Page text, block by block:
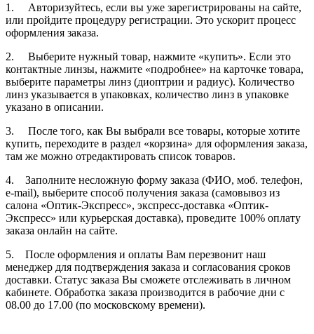
1. Авторизуйтесь, если вы уже зарегистрированы на сайте,
или пройдите процедуру регистрации. Это ускорит процесс
оформления заказа.
2. Выберите нужный товар, нажмите «купить». Если это
контактные линзы, нажмите «подробнее» на карточке товара,
выберите параметры линз (диоптрии и радиус). Количество
линз указывается в упаковках, количество линз в упаковке
указано в описании.
3. После того, как Вы выбрали все товары, которые хотите
купить, переходите в раздел «корзина» для оформления заказа,
там же можно отредактировать список товаров.
4. Заполните несложную форму заказа (ФИО, моб. телефон,
e-mail), выберите способ получения заказа (самовывоз из
салона «Оптик-Экспресс», экспресс-доставка «Оптик-
Экспресс» или курьерская доставка), проведите 100% оплату
заказа онлайн на сайте.
5. После оформления и оплаты Вам перезвонит наш
менеджер для подтверждения заказа и согласования сроков
доставки. Статус заказа Вы сможете отслеживать в личном
кабинете. Обработка заказа производится в рабочие дни с
08.00 до 17.00 (по московскому времени).